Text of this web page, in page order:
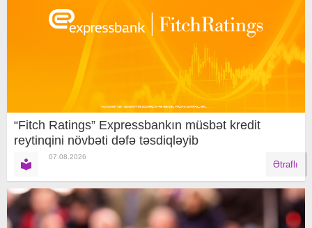
“Fitch Ratings” Expressbankın müsbət kredit
reytinqini növbəti dəfə təsdiqləyib
07.08.2026
Ətraflı